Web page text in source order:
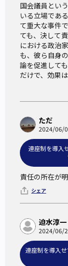
国会議員とい
いる立場であ
て重大な事件
ても、決して
における政治
も、彼ら自身
論を促進して
だけで、効果
ただ
2024/06/
連座制を導入
責任の所在が
シェア
迫水淳一
2024/06/
連座制を導入